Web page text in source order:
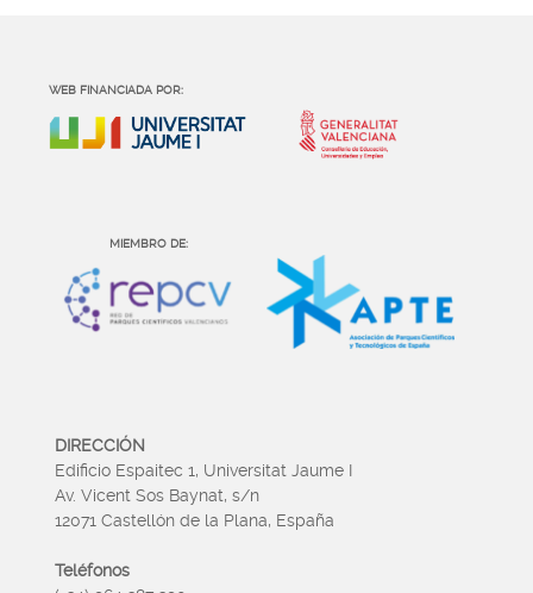
WEB FINANCIADA POR:
MIEMBRO DE:
DIRECCIÓN
Edificio Espaitec 1, Universitat Jaume I
Av. Vicent Sos Baynat, s/n
12071 Castellón de la Plana, España
Teléfonos